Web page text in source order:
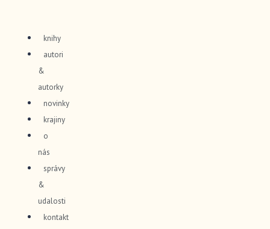
knihy
autori
&
autorky
novinky
krajiny
o
nás
správy
&
udalosti
kontakt